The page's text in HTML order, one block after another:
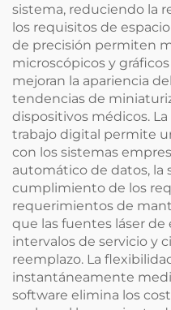
sistema, reduciendo la
los requisitos de
de precisión permiten
microscópicos y
mejoran la apariencia
tendencias de
dispositivos médicos.
trabajo digital permite
con los sistemas
automático de datos, la
cumplimiento de los
requerimientos de
que las fuentes láser
intervalos de servicio y
reemplazo. La
instantáneamente
software elimina los